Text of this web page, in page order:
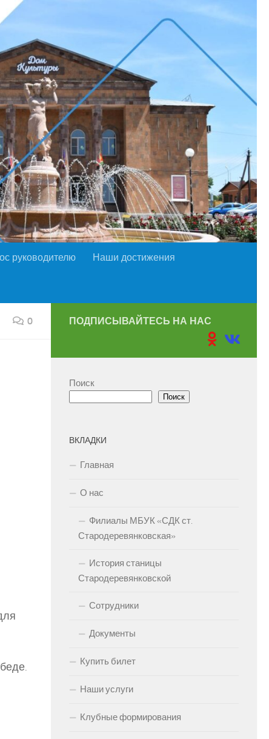
руководителю Наши достижения
0 ПОДПИСЫВАЙТЕСЬ НА НАС
Поиск
Поиск
ВКЛАДКИ
Главная
О нас
Филиалы МБУК «СДК ст.
Стародеревянковская»
История станицы
Стародеревянковской
Сотрудники
Документы
Купить билет
Наши услуги
Клубные формирования